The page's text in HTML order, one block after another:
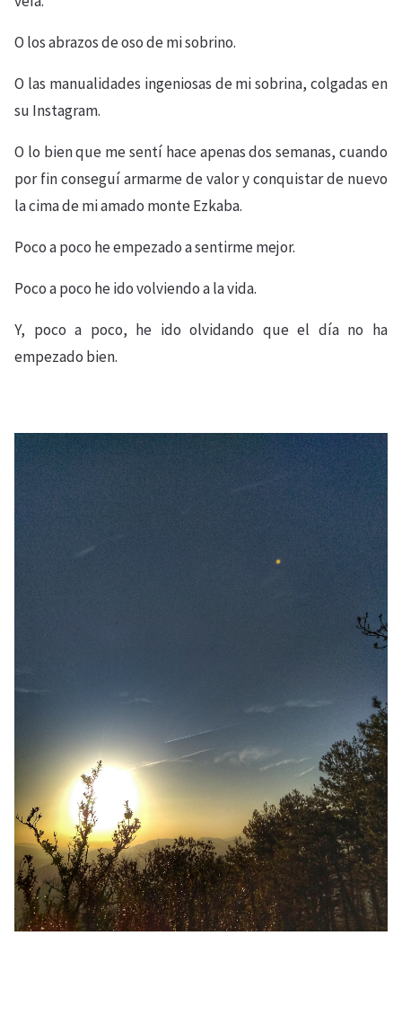
O los abrazos de oso de mi sobrino.
O las manualidades ingeniosas de mi sobrina, colgadas en
su Instagram.
O lo bien que me sentí hace apenas dos semanas, cuando
por fin conseguí armarme de valor y conquistar de nuevo
la cima de mi amado monte Ezkaba.
Poco a poco he empezado a sentirme mejor.
Poco a poco he ido volviendo a la vida.
Y, poco a poco, he ido olvidando que el día no ha
empezado bien.